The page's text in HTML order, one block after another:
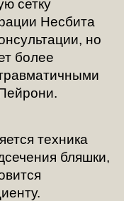
сетку
Несбита
но
более
техника
бляшки,